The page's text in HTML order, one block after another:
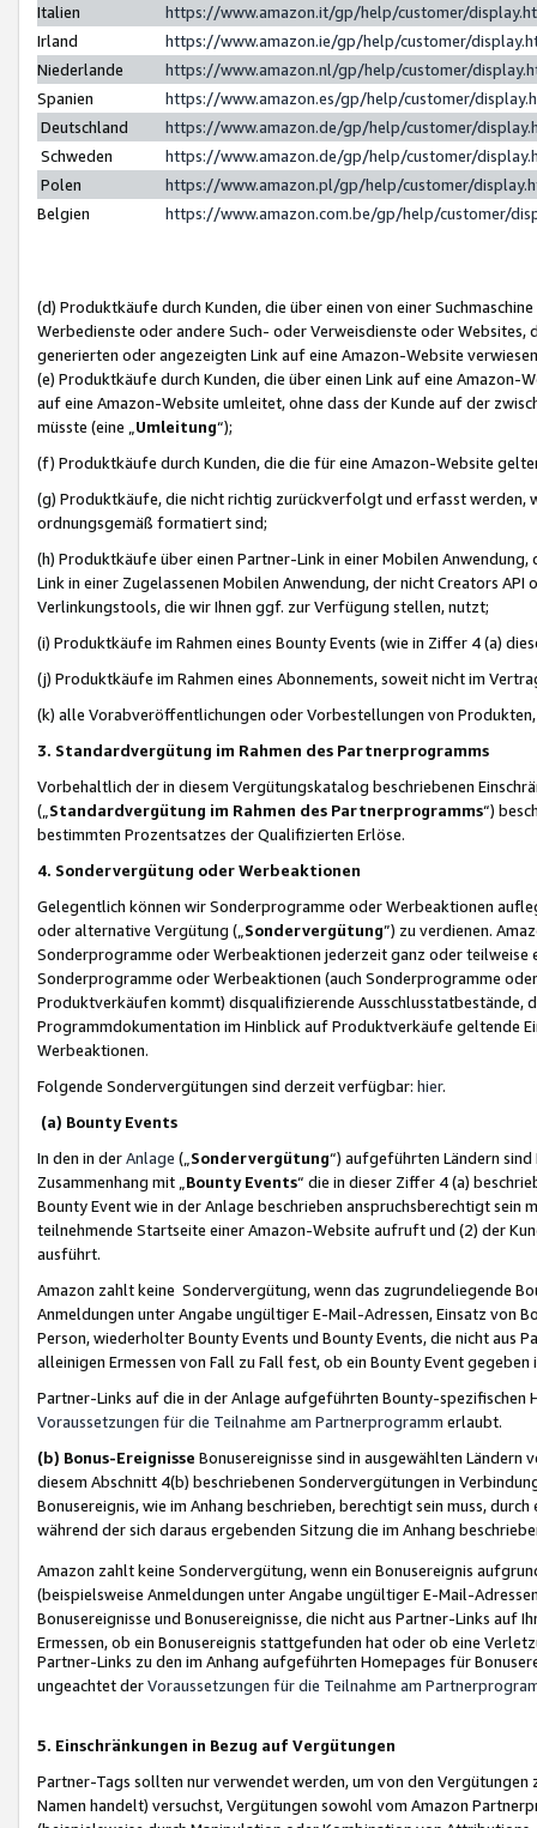
Italien
https://www.amazon.it/gp/help/customer/
Irland
https://www.amazon.ie/gp/help/customer/
Niederlande
https://www.amazon.nl/gp/help/customer/
Spanien
https://www.amazon.es/gp/help/customer/
Deutschland
https://www.amazon.de/gp/help/customer/
Schweden
https://www.amazon.de/gp/help/customer/
Polen
https://www.amazon.pl/gp/help/customer/
Belgien
https://www.amazon.com.be/gp/help/customer/
(d) Produktkäufe durch Kunden, die über einen von einer
Werbedienste oder andere Such- oder Verweisdienste oder Websites,
generierten oder angezeigten Link auf eine Amazon-Website
(e) Produktkäufe durch Kunden, die über einen Link auf eine
auf eine Amazon-Website umleitet, ohne dass der Kunde auf der
müsste (eine „ Umleitung“);
(f) Produktkäufe durch Kunden, die die für eine Amazon-Website
(g) Produktkäufe, die nicht richtig zurückverfolgt und erfasst werden,
ordnungsgemäß formatiert sind;
(h) Produktkäufe über einen Partner-Link in einer Mobilen
Link in einer Zugelassenen Mobilen Anwendung, der nicht Creators
Verlinkungstools, die wir Ihnen ggf. zur Verfügung stellen, nutzt;
(i) Produktkäufe im Rahmen eines Bounty Events (wie in Ziffer 4 (a)
(j) Produktkäufe im Rahmen eines Abonnements, soweit nicht im
(k) alle Vorabveröffentlichungen oder Vorbestellungen von
3. Standardvergütung im Rahmen des Partnerprogramms
Vorbehaltlich der in diesem Vergütungskatalog beschriebenen
(„ Standardvergütung im Rahmen des Partnerprogramms“)
bestimmten Prozentsatzes der Qualifizierten Erlöse.
4. Sondervergütung oder Werbeaktionen
Gelegentlich können wir Sonderprogramme oder Werbeaktionen
oder alternative Vergütung („ Sondervergütung”) zu verdienen.
Sonderprogramme oder Werbeaktionen jederzeit ganz oder
Sonderprogramme oder Werbeaktionen (auch Sonderprogramme
Produktverkäufen kommt) disqualifizierende Ausschlusstatbestände,
Programmdokumentation im Hinblick auf Produktverkäufe geltende
Werbeaktionen.
Folgende Sondervergütungen sind derzeit verfügbar: hier.
(a) Bounty Events
In den in derAnlage („ Sondervergütung“) aufgeführten Ländern
Zusammenhang mit „ Bounty Events“ die in dieser Ziffer 4 (a)
Bounty Event wie in der Anlage beschrieben anspruchsberechtigt sein
teilnehmende Startseite einer Amazon-Website aufruft und (2) der
ausführt.
Amazon zahlt keine Sondervergütung, wenn das zugrundeliegende
Anmeldungen unter Angabe ungültiger E-Mail-Adressen, Einsatz von
Person, wiederholter Bounty Events und Bounty Events, die nicht
alleinigen Ermessen von Fall zu Fall fest, ob ein Bounty Event
Partner-Links auf die in der Anlage aufgeführten Bounty-spezifischen
Voraussetzungen für die Teilnahme am Partnerprogramm erlaubt.
(b) Bonus-Ereignisse Bonusereignisse sind in ausgewählten Ländern
diesem Abschnitt 4(b) beschriebenen Sondervergütungen in
Bonusereignis, wie im Anhang beschrieben, berechtigt sein muss,
während der sich daraus ergebenden Sitzung die im Anhang
Amazon zahlt keine Sondervergütung, wenn ein Bonusereignis
(beispielsweise Anmeldungen unter Angabe ungültiger E-Mail-
Bonusereignisse und Bonusereignisse, die nicht aus Partner-Links auf
Ermessen, ob ein Bonusereignis stattgefunden hat oder ob eine
Partner-Links zu den im Anhang aufgeführten Homepages für
ungeachtet derVoraussetzungen für die Teilnahme am
5. Einschränkungen in Bezug auf Vergütungen
Partner-Tags sollten nur verwendet werden, um von den
Namen handelt) versuchst, Vergütungen sowohl vom Amazon